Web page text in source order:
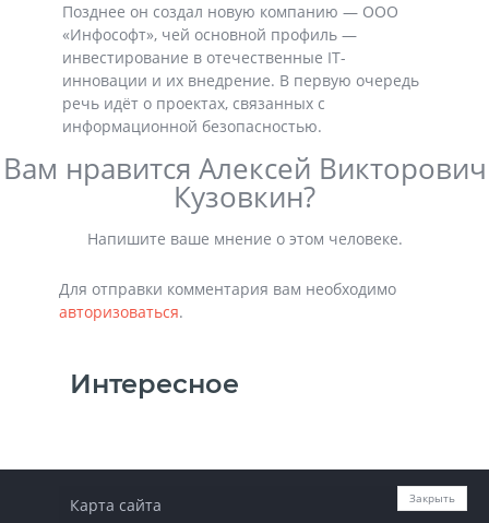
Позднее он создал новую компанию — ООО
«Инфософт», чей основной профиль —
инвестирование в отечественные IT-
инновации и их внедрение. В первую очередь
речь идёт о проектах, связанных с
информационной безопасностью.
Вам нравится Алексей Викторович
Кузовкин?
Напишите ваше мнение о этом человеке.
Для отправки комментария вам необходимо
авторизоваться.
Интересное
Карта сайта Закрыть